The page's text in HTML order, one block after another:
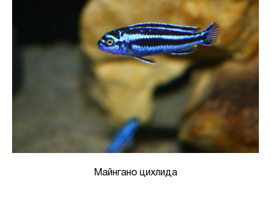
Майнгано цихлида